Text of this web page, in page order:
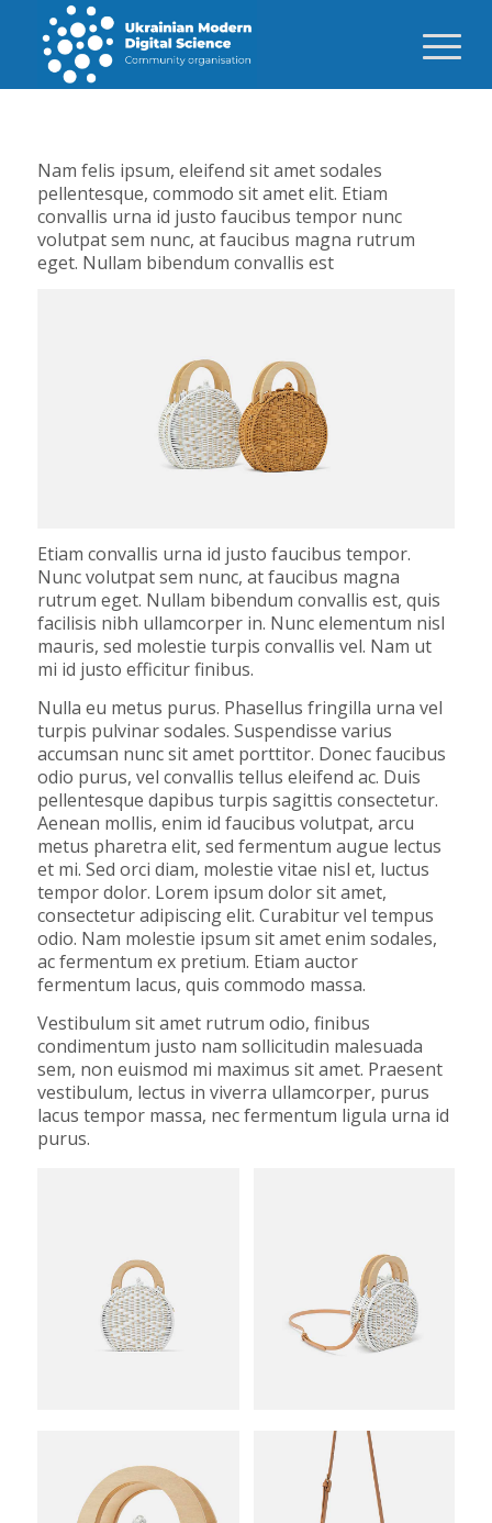
Nam felis ipsum, eleifend sit amet sodales
pellentesque, commodo sit amet elit. Etiam
convallis urna id justo faucibus tempor nunc
volutpat sem nunc, at faucibus magna rutrum
eget. Nullam bibendum convallis est
Etiam convallis urna id justo faucibus tempor.
Nunc volutpat sem nunc, at faucibus magna
rutrum eget. Nullam bibendum convallis est, quis
facilisis nibh ullamcorper in. Nunc elementum nisl
mauris, sed molestie turpis convallis vel. Nam ut
mi id justo efficitur finibus.
Nulla eu metus purus. Phasellus fringilla urna vel
turpis pulvinar sodales. Suspendisse varius
accumsan nunc sit amet porttitor. Donec faucibus
odio purus, vel convallis tellus eleifend ac. Duis
pellentesque dapibus turpis sagittis consectetur.
Aenean mollis, enim id faucibus volutpat, arcu
metus pharetra elit, sed fermentum augue lectus
et mi. Sed orci diam, molestie vitae nisl et, luctus
tempor dolor. Lorem ipsum dolor sit amet,
consectetur adipiscing elit. Curabitur vel tempus
odio. Nam molestie ipsum sit amet enim sodales,
ac fermentum ex pretium. Etiam auctor
fermentum lacus, quis commodo massa.
Vestibulum sit amet rutrum odio, finibus
condimentum justo nam sollicitudin malesuada
sem, non euismod mi maximus sit amet. Praesent
vestibulum, lectus in viverra ullamcorper, purus
lacus tempor massa, nec fermentum ligula urna id
purus.